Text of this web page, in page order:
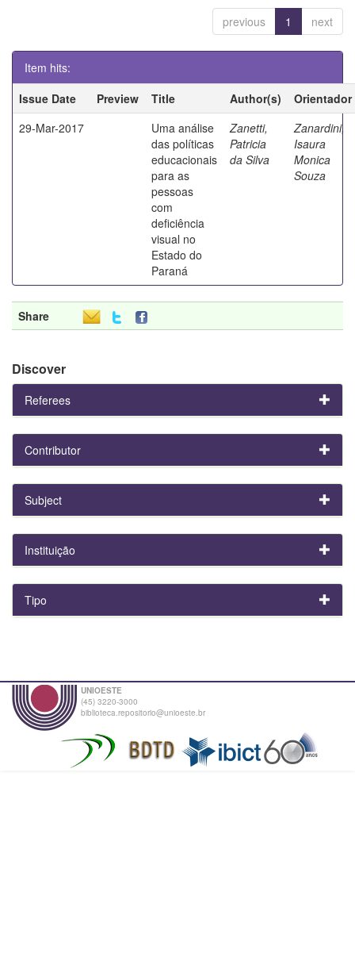
previous 1 next
Item hits:
Issue Date
Preview Title Author(s)
Orientador
29-Mar-2017
Uma análise
das políticas
educacionais
para as
pessoas
com
deficiência
visual no
Estado do
Paraná
Zanetti,
Patricia
da Silva
Zanardini,
Isaura
Monica
Souza
Share
Discover
Referees
Contributor
Subject
Instituição
Tipo
UNIOESTE
(45) 3220-3000
biblioteca.repositorio@unioeste.br